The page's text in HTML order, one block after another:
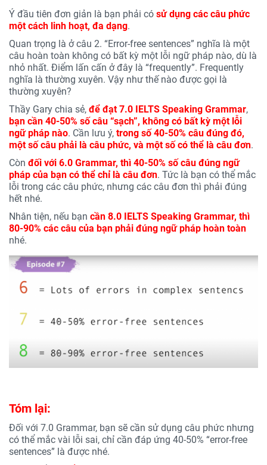
Ý đầu tiên đơn giản là bạn phải có sử dụng các câu phức
một cách linh hoạt, đa dạng.
Quan trọng là ở câu 2. “Error-free sentences” nghĩa là một
câu hoàn toàn không có bất kỳ một lỗi ngữ pháp nào, dù là
nhỏ nhất. Điểm lấn cấn ở đây là “frequently”. Frequently
nghĩa là thường xuyên. Vậy như thế nào được gọi là
thường xuyên?
Thầy Gary chia sẻ, để đạt 7.0 IELTS Speaking Grammar,
bạn cần 40-50% số câu “sạch”, không có bất kỳ một lỗi
ngữ pháp nào. Cần lưu ý, trong số 40-50% câu đúng đó,
một số câu phải là câu phức, và một số có thể là câu đơn.
Còn đối với 6.0 Grammar, thì 40-50% số câu đúng ngữ
pháp của bạn có thể chỉ là câu đơn. Tức là bạn có thể mắc
lỗi trong các câu phức, nhưng các câu đơn thì phải đúng
hết nhé.
Nhân tiện, nếu bạn cần 8.0 IELTS Speaking Grammar, thì
80-90% các câu của bạn phải đúng ngữ pháp hoàn toàn
nhé.
Tóm lại:
Đối với 7.0 Grammar, bạn sẽ cần sử dụng câu phức nhưng
có thể mắc vài lỗi sai, chỉ cần đáp ứng 40-50% “error-free
sentences” là được nhé.